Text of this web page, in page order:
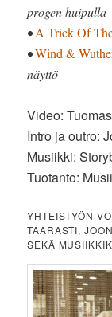
progen huipulla
•A Trick Of
•Wind &
näyttö
Video:
Intro ja outro:
Musiikki:
Tuotanto:
YHTEISTYÖN
TAARASTI,
SEKÄ